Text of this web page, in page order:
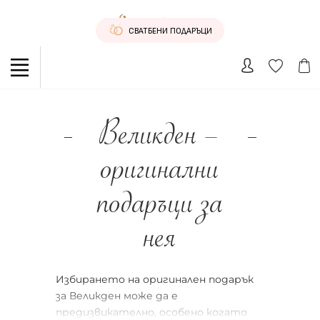
СВАТБЕНИ ПОДАРЪЦИ
Великден –
оригинални
подаръци за
нея
Избирането на оригинален подарък
за Великден може да е
предизвикателно, особено когато